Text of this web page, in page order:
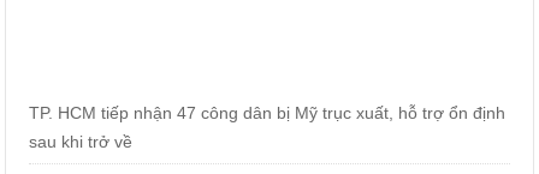
TP. HCM tiếp nhận 47 công dân bị Mỹ trục xuất, hỗ trợ ổn định
sau khi trở về